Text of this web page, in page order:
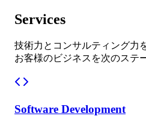
Services
技術力とコンサルティング力
お客様のビジネスを次のステ
Software Development